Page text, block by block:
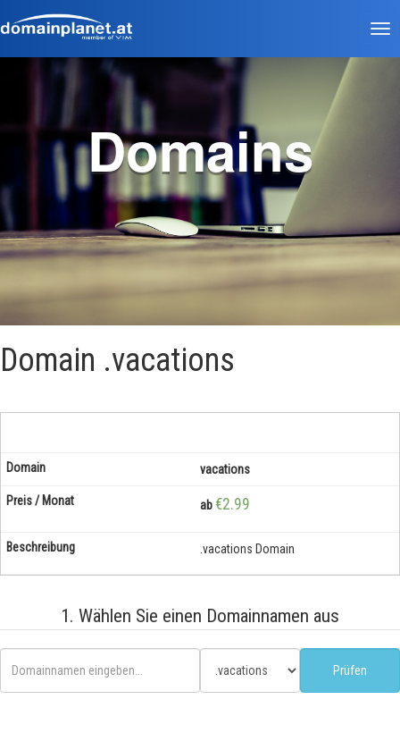
Domains
Domain .vacations
vacations
ab€2.99
.vacations Domain
1. Wählen Sie einen Domainnamen aus